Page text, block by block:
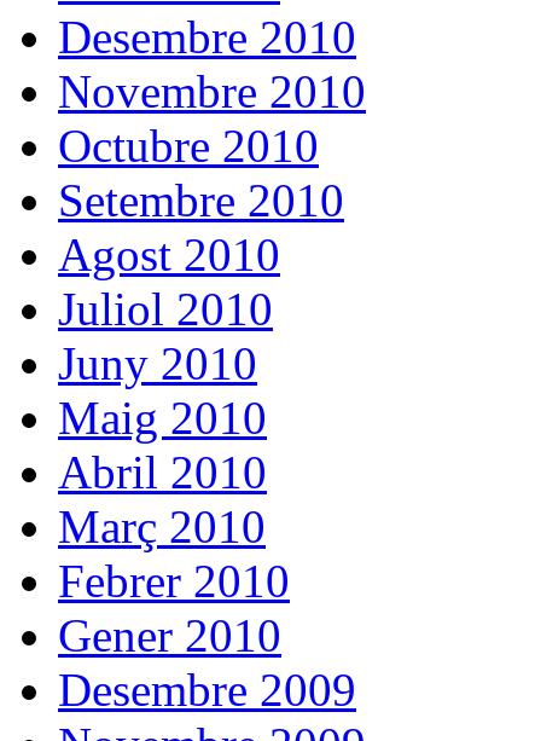
Desembre 2010
Novembre 2010
Octubre 2010
Setembre 2010
Agost 2010
Juliol 2010
Juny 2010
Maig 2010
Abril 2010
Març 2010
Febrer 2010
Gener 2010
Desembre 2009